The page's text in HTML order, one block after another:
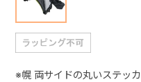
※幌 両サイドの丸いステッ